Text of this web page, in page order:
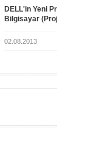
DELL'in Yeni Projesi: USB
Bilgisayar (Project Ophelia)
02.08.2013